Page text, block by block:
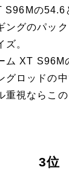
S96Mの54.6
ングのパッ
ズ。
ム XT S96M
グロッドの
重視ならこ
3位